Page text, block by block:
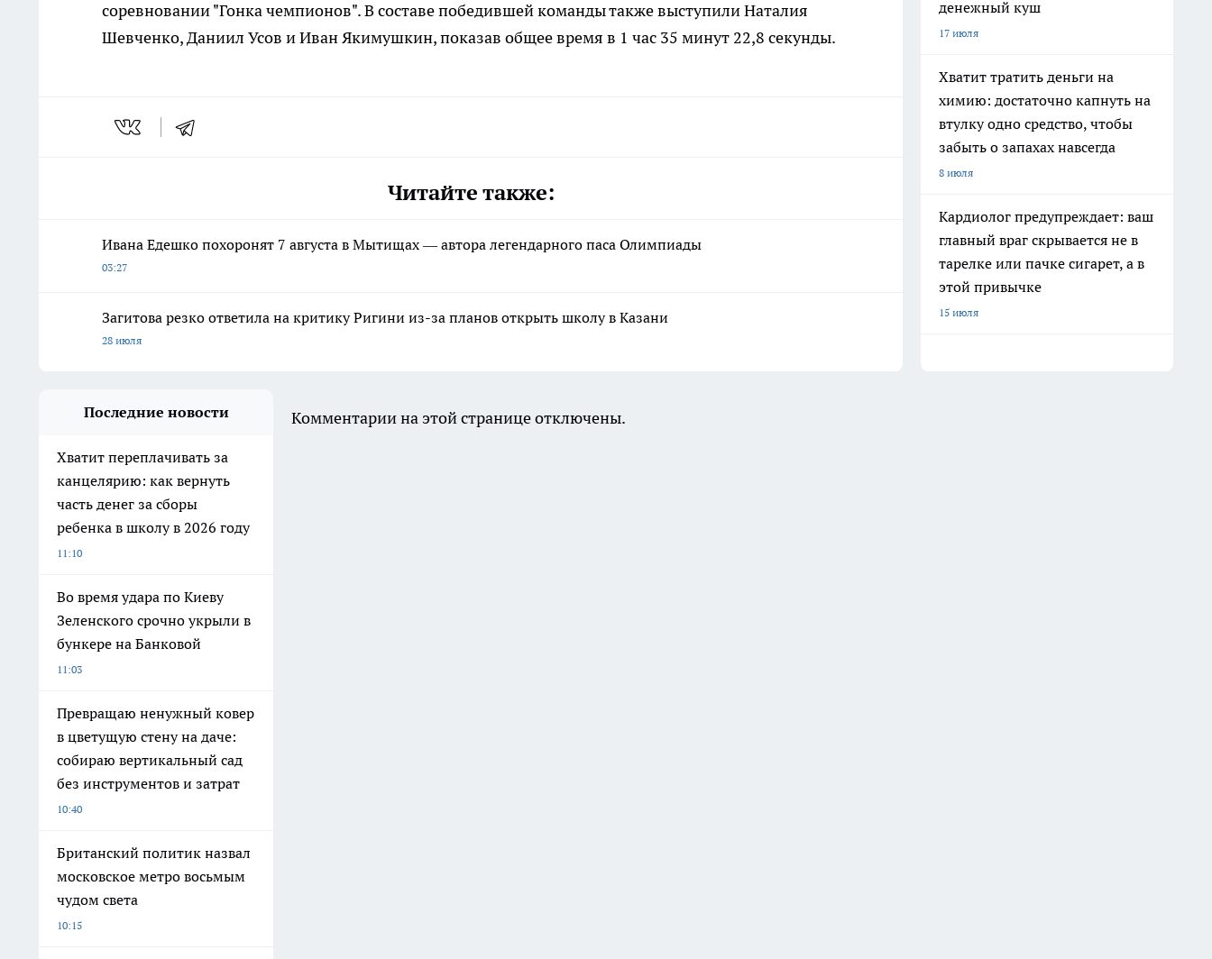
соревновании "Гонка чемпионов". В составе победившей команды также выступили Наталия
Шевченко, Даниил Усов и Иван Якимушкин, показав общее время в 1 час 35 минут 22,8 секунды.
Читайте также:
Ивана Едешко похоронят 7 августа в Мытищах — автора легендарного паса Олимпиады
03:27
Загитова резко ответила на критику Ригини из-за планов открыть школу в Казани
28 июля
денежный куш
17 июля
Хватит тратить деньги на
химию: достаточно капнуть на
втулку одно средство, чтобы
забыть о запахах навсегда
8 июля
Кардиолог предупреждает: ваш
главный враг скрывается не в
тарелке или пачке сигарет, а в
этой привычке
15 июля
Последние новости
Хватит переплачивать за
канцелярию: как вернуть
часть денег за сборы
ребенка в школу в 2026 году
11:10
Во время удара по Киеву
Зеленского срочно укрыли в
бункере на Банковой
11:03
Превращаю ненужный ковер
в цветущую стену на даче:
собираю вертикальный сад
без инструментов и затрат
10:40
Британский политик назвал
московское метро восьмым
чудом света
10:15
Комментарии на этой странице отключены.